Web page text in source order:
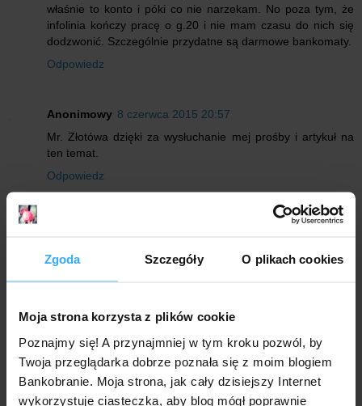
Zgoda Szczegóły O plikach cookies
Moja strona korzysta z plików cookie
Poznajmy się! A przynajmniej w tym kroku pozwól, by
Twoja przeglądarka dobrze poznała się z moim blogiem
Bankobranie. Moja strona, jak cały dzisiejszy Internet
wykorzystuje ciasteczka, aby blog mógł poprawnie
właśnie to konto i póki co nie narzekam. No poza tym, że
infolinia kończy pracę o g.20 i nie mam czasu do nich się
dodzwonić. Szczególnie przydatne są darmowe bankomaty.
Odpowiedz
Anonimowy 8 czerwca 2015 20:57
Mr. Złotówa dzięki za wysłuchanie mej prośby i artykuł na
ten temat.
Odpowiedz
Odpowiedzi
Ja też bardzo dziękuję! Miałam pisać z prośbą o
Anonimowy 10 czerwca 2015 14:57